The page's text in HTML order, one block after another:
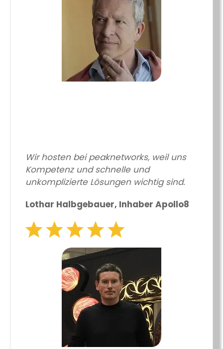
Wir hosten bei peaknetworks, weil uns
Kompetenz und schnelle und
unkomplizierte Lösungen wichtig sind.
Lothar Halbgebauer, Inhaber Apollo8